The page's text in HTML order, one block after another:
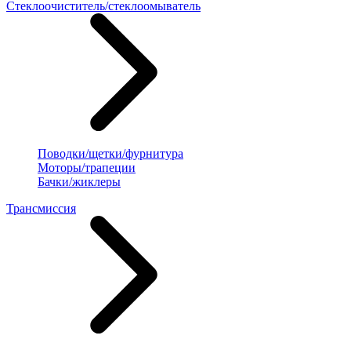
Стеклоочиститель/стеклоомыватель
Поводки/щетки/фурнитура
Моторы/трапеции
Бачки/жиклеры
Трансмиссия